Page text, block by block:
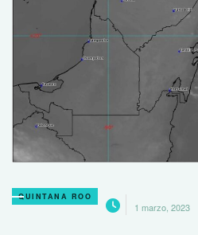
QUINTANA ROO
1 marzo, 2023